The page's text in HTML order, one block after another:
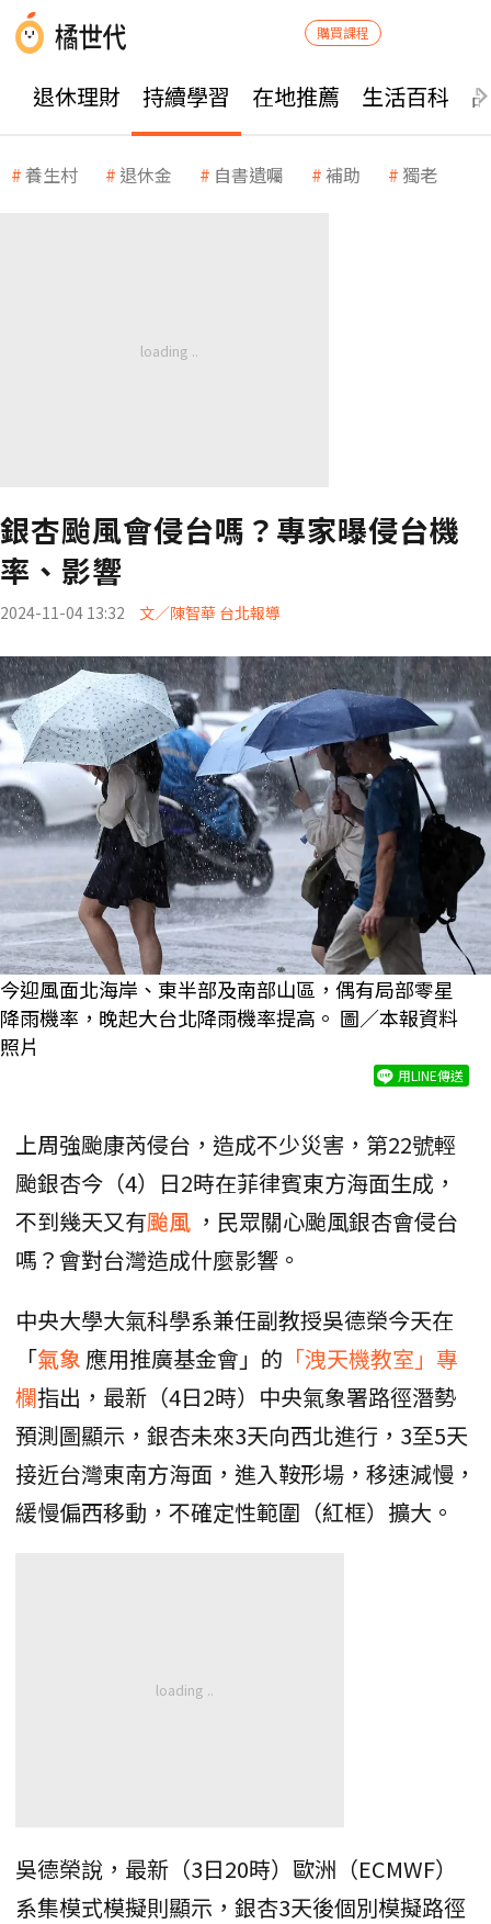
購買課程
退休理財 持續學習 在地推薦 生活百科
養生村 退休金 自書遺囑 補助 獨老
銀杏颱風會侵台嗎？專家曝侵台機
率、影響
2024-11-04 13:32 文／陳智華 台北報導
今迎風面北海岸、東半部及南部山區，偶有局部零星
降雨機率，晚起大台北降雨機率提高。 圖／本報資料
照片
用LINE傳送
上周強颱康芮侵台，造成不少災害，第22號輕
颱銀杏今（4）日2時在菲律賓東方海面生成，
不到幾天又有颱風 ，民眾關心颱風銀杏會侵台
嗎？會對台灣造成什麼影響。
中央大學大氣科學系兼任副教授吳德榮今天在
「氣象 應用推廣基金會」的 「洩天機教室」專
欄指出，最新（4日2時）中央氣象署路徑潛勢
預測圖顯示，銀杏未來3天向西北進行，3至5天
接近台灣東南方海面，進入鞍形場，移速減慢，
緩慢偏西移動，不確定性範圍（紅框）擴大。
吳德榮說，最新（3日20時）歐洲（ECMWF）
系集模式模擬則顯示，銀杏3天後個別模擬路徑